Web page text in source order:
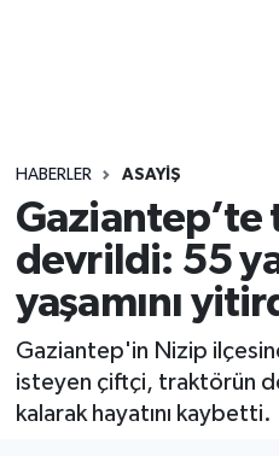
HABERLER ASAYIŞ
devrildi: 55
yaşamını
Gaziantep'in Nizip
isteyen çiftçi, traktörün
kalarak hayatını kaybetti.
Yaşam